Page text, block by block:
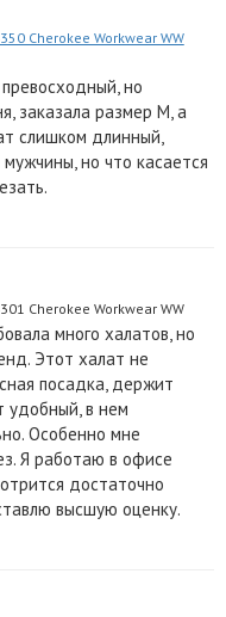
Cherokee Workwear WW
но
заказала размер М, а
слишком длинный,
но что касается
Cherokee Workwear WW
много халатов, но
Этот халат не
посадка, держит
удобный, в нем
Особенно мне
Я работаю в офисе
достаточно
высшую оценку.